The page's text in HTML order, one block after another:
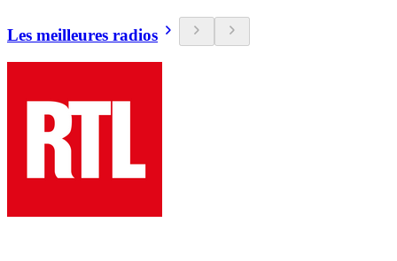
Les meilleures radios